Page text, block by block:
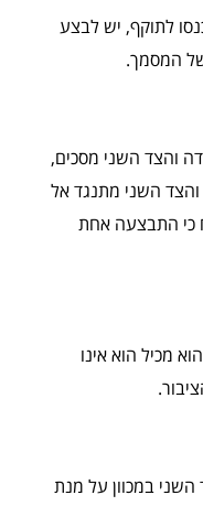
לתוקף, יש לבצע
המסמך.
והצד השני מסכים,
השני מתנגד אל
כי התבצעה אחת
מכיל הוא אינו
במכוון על מנת